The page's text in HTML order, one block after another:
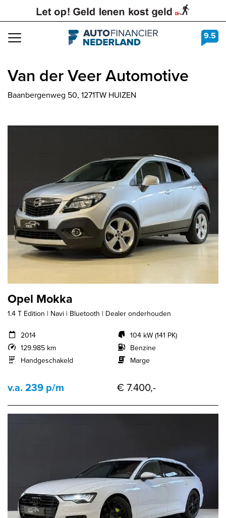
Navigation 9.5
Van der Veer Automotive
Baanbergenweg 50, 1271TW HUIZEN
Opel Mokka
1.4 T Edition | Navi | Bluetooth | Dealer onderhouden
2014
129.985 km
Handgeschakeld
104 kW (141 PK)
Benzine
Marge
v.a. 239 p/m € 7.400,-